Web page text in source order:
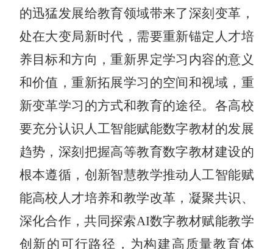
的迅猛发展给教育领域带来了深刻变革，
处在大变局新时代，需要重新锚定人才培
养目标和方向，重新界定学习内容的意义
和价值，重新拓展学习的空间和视域，重
新变革学习的方式和教育的途径。各高校
要充分认识人工智能赋能数字教材的发展
趋势，深刻把握高等教育数字教材建设的
根本遵循，创新智慧教学推动人工智能赋
能高校人才培养和教学改革，凝聚共识、
深化合作，共同探索AI数字教材赋能教学
创新的可行路径，为构建高质量教育体